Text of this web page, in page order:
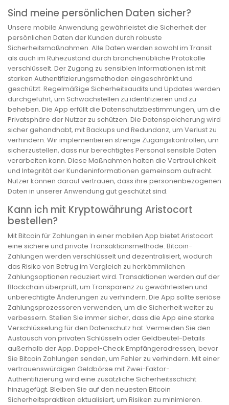
Sind meine persönlichen Daten sicher?
Unsere mobile Anwendung gewährleistet die Sicherheit der
persönlichen Daten der Kunden durch robuste
Sicherheitsmaßnahmen. Alle Daten werden sowohl im Transit
als auch im Ruhezustand durch branchenübliche Protokolle
verschlüsselt. Der Zugang zu sensiblen Informationen ist mit
starken Authentifizierungsmethoden eingeschränkt und
geschützt. Regelmäßige Sicherheitsaudits und Updates werden
durchgeführt, um Schwachstellen zu identifizieren und zu
beheben. Die App erfüllt die Datenschutzbestimmungen, um die
Privatsphäre der Nutzer zu schützen. Die Datenspeicherung wird
sicher gehandhabt, mit Backups und Redundanz, um Verlust zu
verhindern. Wir implementieren strenge Zugangskontrollen, um
sicherzustellen, dass nur berechtigtes Personal sensible Daten
verarbeiten kann. Diese Maßnahmen halten die Vertraulichkeit
und Integrität der Kundeninformationen gemeinsam aufrecht.
Nutzer können darauf vertrauen, dass ihre personenbezogenen
Daten in unserer Anwendung gut geschützt sind.
Kann ich mit Kryptowährung Aristocort
bestellen?
Mit Bitcoin für Zahlungen in einer mobilen App bietet Aristocort
eine sichere und private Transaktionsmethode. Bitcoin-
Zahlungen werden verschlüsselt und dezentralisiert, wodurch
das Risiko von Betrug im Vergleich zu herkömmlichen
Zahlungsoptionen reduziert wird. Transaktionen werden auf der
Blockchain überprüft, um Transparenz zu gewährleisten und
unberechtigte Änderungen zu verhindern. Die App sollte seriöse
Zahlungsprozessoren verwenden, um die Sicherheit weiter zu
verbessern. Stellen Sie immer sicher, dass die App eine starke
Verschlüsselung für den Datenschutz hat. Vermeiden Sie den
Austausch von privaten Schlüsseln oder Geldbeutel-Details
außerhalb der App. Doppel-Check Empfängeradressen, bevor
Sie Bitcoin Zahlungen senden, um Fehler zu verhindern. Mit einer
vertrauenswürdigen Geldbörse mit Zwei-Faktor-
Authentifizierung wird eine zusätzliche Sicherheitsschicht
hinzugefügt. Bleiben Sie auf den neuesten Bitcoin
Sicherheitspraktiken aktualisiert, um Risiken zu minimieren.